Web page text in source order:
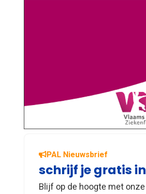
PAL Nieuwsbrief
schrijf je gratis in
Blijf op de hoogte met onze